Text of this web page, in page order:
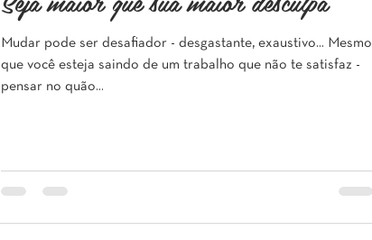
Mudar pode ser desafiador - desgastante, exaustivo... Mesmo
que você esteja saindo de um trabalho que não te satisfaz -
pensar no quão...